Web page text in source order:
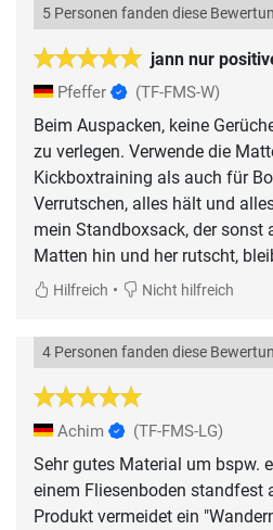
jann nur
5 Personen fanden diese
Pfeffer (TF-FMS-W)
Beim Auspacken, keine
zu verlegen. Verwende die
Kickboxtraining als auch für
Verrutschen, alles hält und
mein Standboxsack, der sonst
Matten hin und her rutscht,
Hilfreich • Nicht hilfreich
4 Personen fanden diese
Achim (TF-FMS-LG)
Sehr gutes Material um bspw.
einem Fliesenboden standfest
Produkt vermeidet ein